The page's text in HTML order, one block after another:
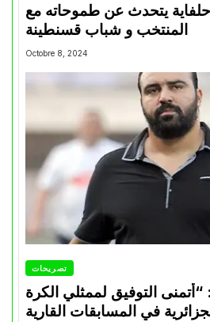
يتحدث عن طموحاته مع
المنتخب و شباب قسنطينة
Octobre 8, 2024
تصريحات
التوفيق لممثلي الكرة